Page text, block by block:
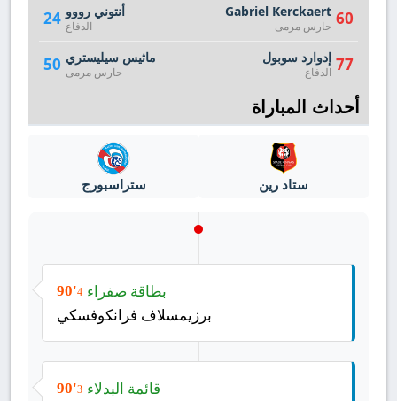
24 أنتوني رووو
الدفاع
50 ماثيس سيليستري
حارس مرمى
60
Gabriel Kerckaert
حارس مرمى
77 إدوارد سوبول
الدفاع
أحداث المباراة
ستاد رين ستراسبورج
90'4 بطاقة صفراء
برزيمسلاف فرانكوفسكي
90'3 قائمة البدلاء